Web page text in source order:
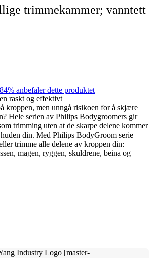
trimmekammer; vanntett
anbefaler dette produktet
raskt og effektivt
kroppen, men unngå risikoen for å skjære
Hele serien av Philips Bodygroomers gir
trimming uten at de skarpe delene kommer
din. Med Philips BodyGroom serie
trimme alle delene av kroppen din:
magen, ryggen, skuldrene, beina og